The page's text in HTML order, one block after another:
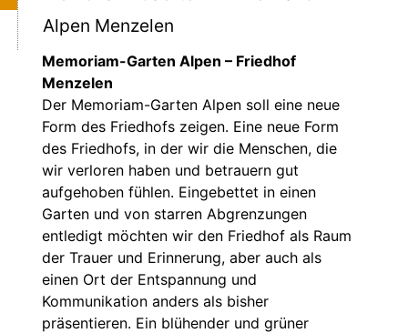
Alpen Menzelen
Memoriam-Garten Alpen – Friedhof
Menzelen
Der Memoriam-Garten Alpen soll eine neue
Form des Friedhofs zeigen. Eine neue Form
des Friedhofs, in der wir die Menschen, die
wir verloren haben und betrauern gut
aufgehoben fühlen. Eingebettet in einen
Garten und von starren Abgrenzungen
entledigt möchten wir den Friedhof als Raum
der Trauer und Erinnerung, aber auch als
einen Ort der Entspannung und
Kommunikation anders als bisher
präsentieren. Ein blühender und grüner